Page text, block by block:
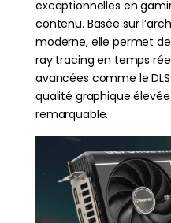
exceptionnelles en
contenu. Basée sur
moderne, elle permet
ray tracing en temps
avancées comme le
qualité graphique
remarquable.